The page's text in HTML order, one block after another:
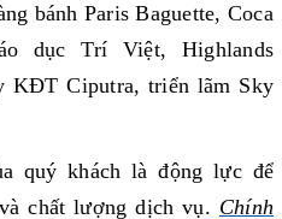
bánh Paris Baguette, Coca
dục Trí Việt, Highlands
KĐT Ciputra, triển lãm Sky
quý khách là động lực để
chất lượng dịch vụ. Chính